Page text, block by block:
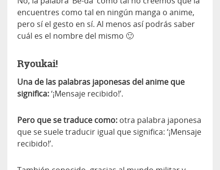
encuentres como tal en ningún manga o anime,
pero sí el gesto en sí. Al menos así podrás saber
cuál es el nombre del mismo 🙂
Ryoukai!
Una de las palabras japonesas del anime que
significa:‘¡Mensaje recibido!’.
Pero que se traduce como: otra palabra japonesa
que se suele traducir igual que significa: ‘¡Mensaje
recibido!’.